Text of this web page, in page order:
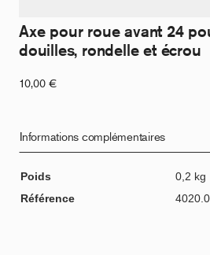
Axe pour roue avant 24
douilles, rondelle et écrou
10,00 €
Informations complémentaires
Poids
0,2 kg
Référence